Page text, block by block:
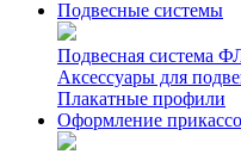
Подвесные системы
Подвесная система
Аксессуары для
Плакатные профили
Оформление